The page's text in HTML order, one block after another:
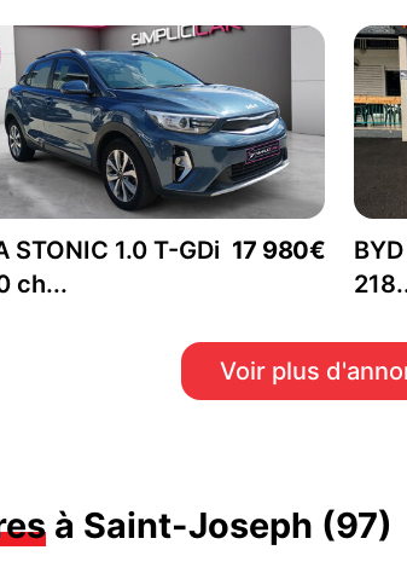
STONIC 1.0 T-GDi
ch...
17 980€
Voir plus
à Saint-Joseph (97)